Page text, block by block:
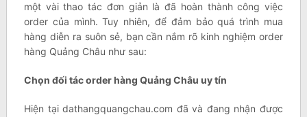
một vài thao tác đơn giản là đã hoàn thành công việc
order của mình. Tuy nhiên, để đảm bảo quá trình mua
hàng diễn ra suôn sẻ, bạn cần nắm rõ kinh nghiệm order
hàng Quảng Châu như sau:
Chọn đối tác order hàng Quảng Châu uy tín
Hiện tại dathangquangchau.com đã và đang nhận được